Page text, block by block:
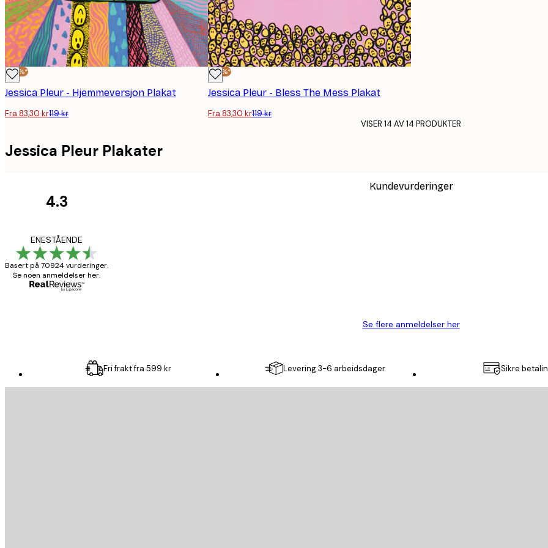
-30%*
Jessica Pleur - Hjemmeversjon Plakat
Fra 83,30 kr119 kr
-30%*
Jessica Pleur - Bless The Mess Plakat
Fra 83,30 kr119 kr
VISER 14 AV 14 PRODUKTER
Jessica Pleur Plakater
Kundevurderinger
4.3
ENESTÅENDE
Basert på 70924 vurderinger.
Se noen anmeldelser her.
Se flere anmeldelser her
Fri frakt fra 599 kr Levering 3-6 arbeidsdager Sikre